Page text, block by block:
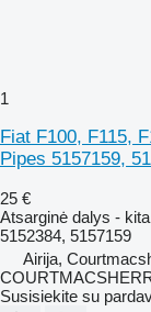
1
Fiat F100, F115,
Pipes 5157159,
25 €
Atsarginė dalys -
5152384, 5157159
Airija,
Susisiekite su